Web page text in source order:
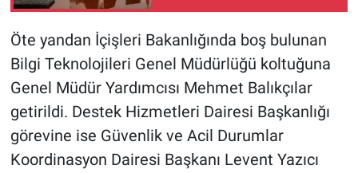
Öte yandan İçişleri Bakanlığında boş bulunan
Bilgi Teknolojileri Genel Müdürlüğü koltuğuna
Genel Müdür Yardımcısı Mehmet Balıkçılar
getirildi. Destek Hizmetleri Dairesi Başkanlığı
görevine ise Güvenlik ve Acil Durumlar
Koordinasyon Dairesi Başkanı Levent Yazıcı